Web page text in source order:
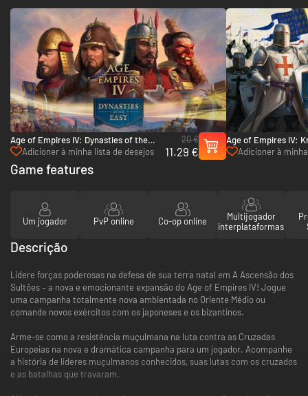
Age of Empires IV: Dynasties of the
East - PC (Steam)
Adicioner à minha lista de desejos
20 €
11.29 €
Age of Empires IV:
Rose - PC (Steam)
Adicioner à
Game features
Um jogador PvP online Co-op online
Multijogador
interplataformas
Descrição
Lidere forças poderosas na defesa de sua terra natal em A Ascensão dos
Sultões – a nova e emocionante expansão do Age of Empires IV! Jogue
uma campanha totalmente nova ambientada no Oriente Médio ou
comande novos exércitos com os japoneses e os bizantinos.
Arme-se como a resistência muçulmana na luta contra as Cruzadas
Europeias na nova e dramática campanha para um jogador. Acompanhe
a história de líderes muçulmanos conhecidos, suas lutas com os cruzados
e as batalhas que travaram.